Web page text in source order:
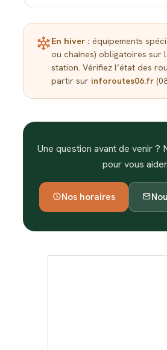
En hiver : équipements
ou chaînes) obligatoires sur
station. Vérifiez l’état des
partir sur inforoutes06.fr
Une question avant de venir ?
pour vous aider.
Nos horaires